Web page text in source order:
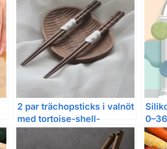
2 par trächopsticks i valnöt
med tortoise-shell-
liknande fasetterat grepp